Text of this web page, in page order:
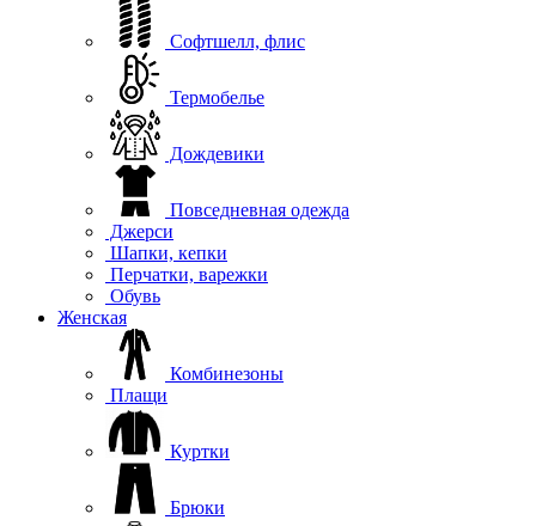
Софтшелл, флис
Термобелье
Дождевики
Повседневная одежда
Джерси
Шапки, кепки
Перчатки, варежки
Обувь
Женская
Комбинезоны
Плащи
Куртки
Брюки